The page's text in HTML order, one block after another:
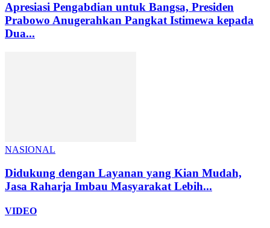
Apresiasi Pengabdian untuk Bangsa, Presiden
Prabowo Anugerahkan Pangkat Istimewa kepada
Dua...
NASIONAL
Didukung dengan Layanan yang Kian Mudah,
Jasa Raharja Imbau Masyarakat Lebih...
VIDEO